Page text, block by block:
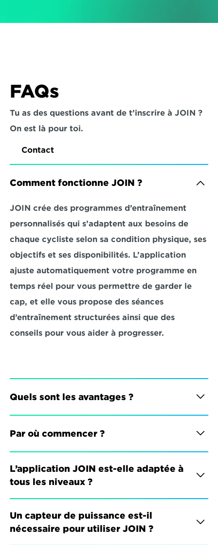
FAQs
Tu as des questions avant de t’inscrire à JOIN ?
On est là pour toi.
Contact
Comment fonctionne JOIN ?
JOIN crée des programmes d’entraînement
personnalisés qui s’adaptent aux besoins de
chaque cycliste selon sa condition physique, ses
objectifs et ses disponibilités. L’application
ajuste automatiquement votre programme en
temps réel pour vous permettre de garder le
cap, et elle vous propose des séances
d’entraînement structurées ainsi que des
conseils pour vous aider à progresser.
Quels sont les avantages ?
Par où commencer ?
L’application JOIN est-elle adaptée à
tous les niveaux ?
Un capteur de puissance est-il
nécessaire pour utiliser JOIN ?